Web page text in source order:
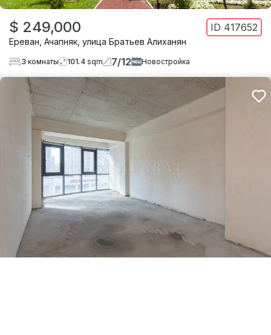
$ 249,000 ID 417652
Ереван Ачапняк улица Братьев Алиханян
3 комнаты 101.4 sqm 7/12 Новостройка